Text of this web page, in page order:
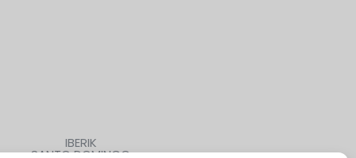
IBERIK
SANTO DOMINGO